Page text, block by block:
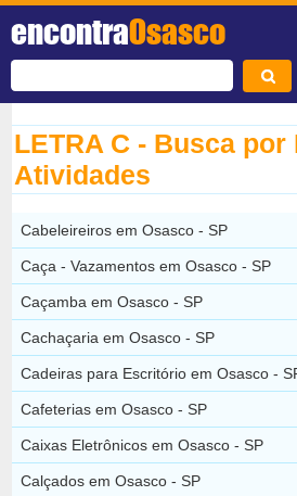
encontraOsasco
LETRA C - Busca por
Atividades
Cabeleireiros em Osasco - SP
Caça - Vazamentos em Osasco - SP
Caçamba em Osasco - SP
Cachaçaria em Osasco - SP
Cadeiras para Escritório em Osasco -
Cafeterias em Osasco - SP
Caixas Eletrônicos em Osasco - SP
Calçados em Osasco - SP